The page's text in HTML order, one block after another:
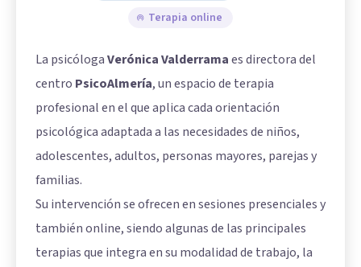
Terapia online
La psicólogaVerónica Valderramaes directora del
centro PsicoAlmería, un espacio de terapia
profesional en el que aplica cada orientación
psicológica adaptada a las necesidades de niños,
adolescentes, adultos, personas mayores, parejas y
familias.
Su intervención se ofrecen en sesiones presenciales y
también online, siendo algunas de las principales
terapias que integra en su modalidad de trabajo, la